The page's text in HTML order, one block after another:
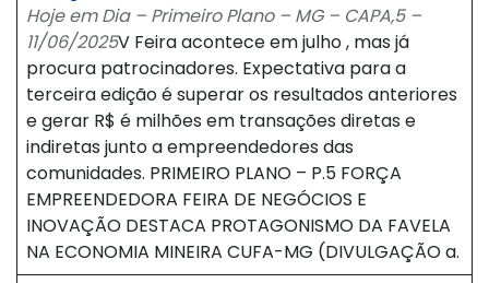
Hoje em Dia – Primeiro Plano – MG – CAPA,5 –
11/06/2025V Feira acontece em julho , mas já
procura patrocinadores. Expectativa para a
terceira edição é superar os resultados anteriores
e gerar R$ é milhões em transações diretas e
indiretas junto a empreendedores das
comunidades. PRIMEIRO PLANO – P.5 FORÇA
EMPREENDEDORA FEIRA DE NEGÓCIOS E
INOVAÇÃO DESTACA PROTAGONISMO DA FAVELA
NA ECONOMIA MINEIRA CUFA-MG (DIVULGAÇÃO a.